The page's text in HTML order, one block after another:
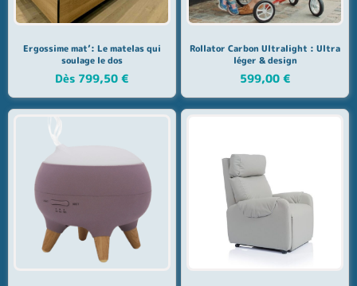
Ergossime mat’: Le matelas qui
soulage le dos
Dès 799,50 €
Rollator Carbon Ultralight : Ultra
léger & design
599,00 €